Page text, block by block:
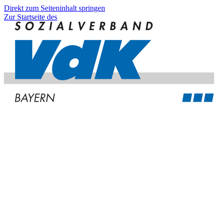
Direkt zum Seiteninhalt springen
Zur Startseite des